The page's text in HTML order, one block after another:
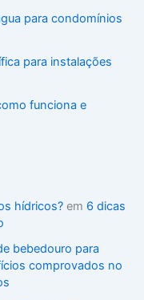
para condomínios
para instalações
funciona e
hídricos? em 6 dicas
bebedouro para
comprovados no